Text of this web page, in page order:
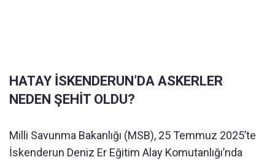
HATAY İSKENDERUN’DA ASKERLER
NEDEN ŞEHİT OLDU?
Milli Savunma Bakanlığı (MSB), 25 Temmuz 2025’te
İskenderun Deniz Er Eğitim Alay Komutanlığı’nda